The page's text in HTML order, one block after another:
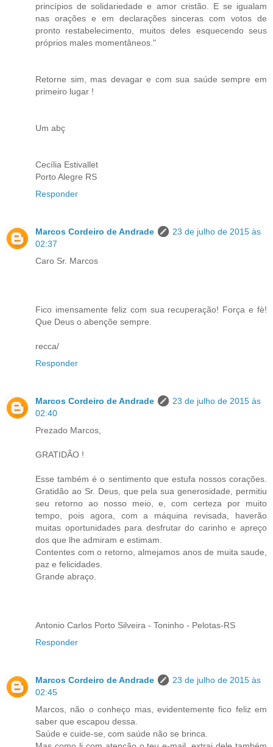
princípios de solidariedade e amor cristão. E se igualam
nas orações e em declarações sinceras com votos de
pronto restabelecimento, muitos deles esquecendo seus
próprios males momentâneos."
Retorne sim, mas devagar e com sua saúde sempre em
primeiro lugar !
Um abç
Cecília Estivallet
Porto Alegre RS
Responder
Marcos Cordeiro de Andrade
23 de julho de 2015 às
02:37
Caro Sr. Marcos
Fico imensamente feliz com sua recuperação! Força e fè!
Que Deus o abençõe sempre.
recca/
Responder
Marcos Cordeiro de Andrade
23 de julho de 2015 às
02:40
Prezado Marcos,
GRATIDÃO !
Esse também é o sentimento que estufa nossos corações.
Gratidão ao Sr. Deus, que pela sua generosidade, permitiu
seu retorno ao nosso meio, e, com certeza por muito
tempo, pois agora, com a máquina revisada, haverão
muitas oportunidades para desfrutar do carinho e apreço
dos que lhe admiram e estimam.
Contentes com o retorno, almejamos anos de muita saude,
paz e felicidades.
Grande abraço.
Antonio Carlos Porto Silveira - Toninho - Pelotas-RS
Responder
Marcos Cordeiro de Andrade
23 de julho de 2015 às
02:45
Marcos, não o conheço mas, evidentemente fico feliz em
saber que escapou dessa.
Saúde e cuide-se, com saúde não se brinca.